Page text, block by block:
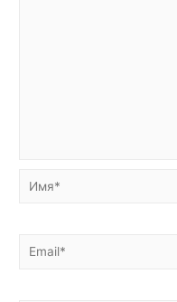
Имя*
Email*